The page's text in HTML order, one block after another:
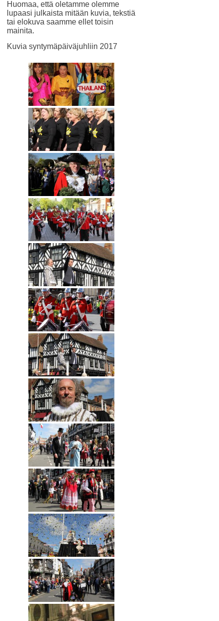
Huomaa, että oletamme olemme
lupaasi julkaista mitään kuvia, tekstiä
tai elokuva saamme ellet toisin
mainita.
Kuvia syntymäpäiväjuhliin 2017